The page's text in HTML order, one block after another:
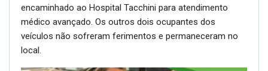
encaminhado ao Hospital Tacchini para atendimento
médico avançado. Os outros dois ocupantes dos
veículos não sofreram ferimentos e permaneceram no
local.